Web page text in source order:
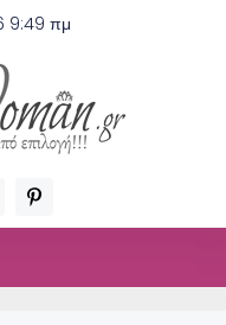
9:49 πμ
P
i
n